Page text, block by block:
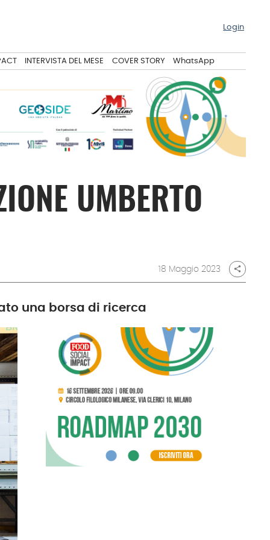
Login
INTERVISTA DEL MESE COVER STORY WhatsApp
UMBERTO
18 Maggio 2023 share
una borsa di ricerca